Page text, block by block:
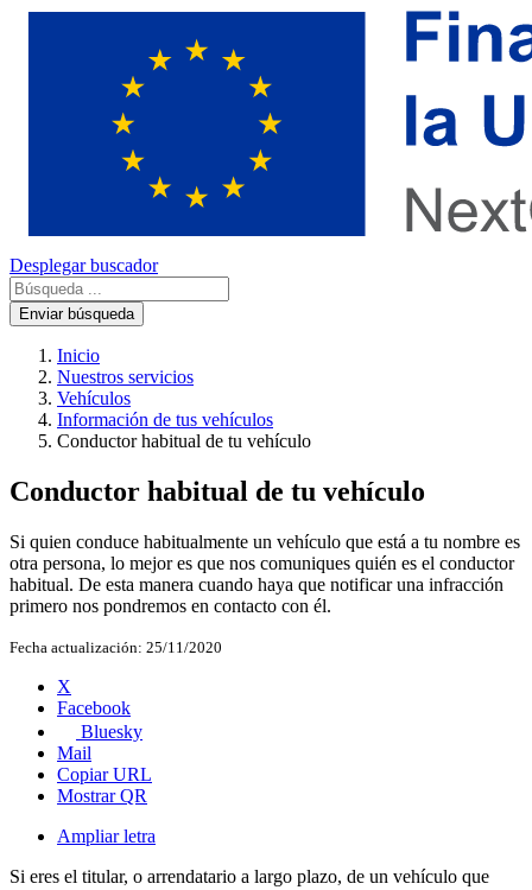
Desplegar buscador
Enviar búsqueda
Inicio
Nuestros servicios
Vehículos
Información de tus vehículos
Conductor habitual de tu vehículo
Conductor habitual de tu vehículo
Si quien conduce habitualmente un vehículo que está a tu nombre es
otra persona, lo mejor es que nos comuniques quién es el conductor
habitual. De esta manera cuando haya que notificar una infracción
primero nos pondremos en contacto con él.
Fecha actualización: 25/11/2020
X
Facebook
Bluesky
Mail
Copiar URL
Mostrar QR
Ampliar letra
Si eres el titular, o arrendatario a largo plazo, de un vehículo que